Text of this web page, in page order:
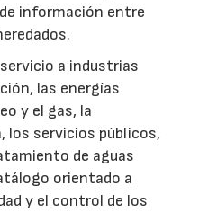
información entre
a industrias
las energías
y el gas, la
los servicios públicos,
de aguas
orientado a
y el control de los